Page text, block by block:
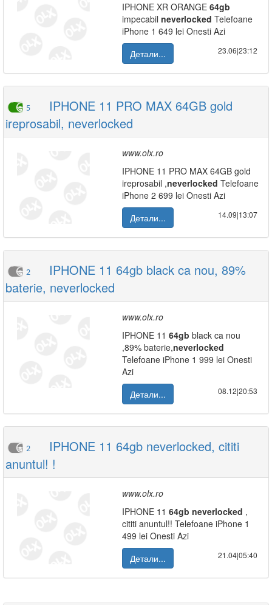
IPHONE XR ORANGE 64gb
impecabil neverlocked Telefoane
iPhone 1 649 lei Onesti Azi
Детали...
23.06|23:12
5
IPHONE 11 PRO MAX 64GB gold
ireprosabil, neverlocked
www.olx.ro
IPHONE 11 PRO MAX 64GB gold
ireprosabil ,neverlocked Telefoane
iPhone 2 699 lei Onesti Azi
Детали...
14.09|13:07
2
IPHONE 11 64gb black ca nou, 89%
baterie, neverlocked
www.olx.ro
IPHONE 11 64gb black ca nou
,89% baterie,neverlocked
Telefoane iPhone 1 999 lei Onesti
Azi
Детали...
08.12|20:53
2
IPHONE 11 64gb neverlocked, cititi
anuntul! !
www.olx.ro
IPHONE 11 64gb neverlocked ,
cititi anuntul!! Telefoane iPhone 1
499 lei Onesti Azi
Детали...
21.04|05:40